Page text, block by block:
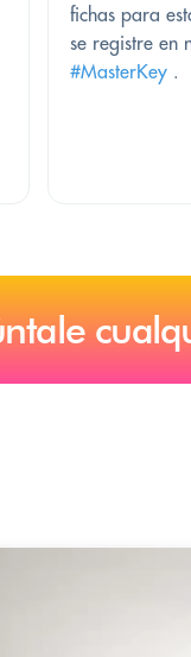
fichas para
se registre en
#MasterKey .